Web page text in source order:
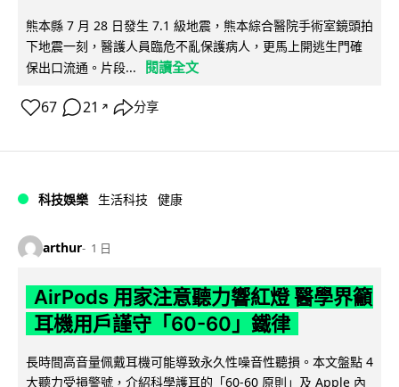
熊本縣 7 月 28 日發生 7.1 級地震，熊本綜合醫院手術室鏡頭拍
下地震一刻，醫護人員臨危不亂保護病人，更馬上開逃生門確
保出口流通。片段...
閱讀全文
67 21 ↗ 分享
科技娛樂 生活科技 健康
arthur 1 日
AirPods 用家注意聽力響紅燈 醫學界籲
耳機用戶謹守「60-60」鐵律
長時間高音量佩戴耳機可能導致永久性噪音性聽損。本文盤點 4
大聽力受損警號，介紹科學護耳的「60-60 原則」及 Apple 內